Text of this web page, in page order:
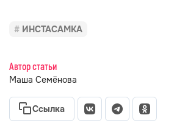
ИНСТАСАМКА
Автор статьи
Маша Семёнова
Ссылка